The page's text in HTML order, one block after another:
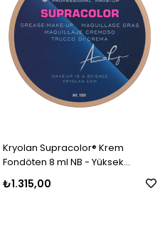
Kryolan Supracolor® Krem
Fondöten 8 ml NB - Yüksek
Kapatıcı Özellikli Makyaj Ürünü
₺1.315,00